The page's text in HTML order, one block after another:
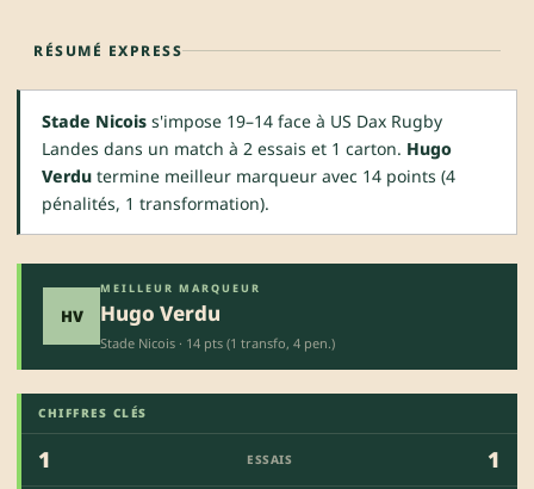
RÉSUMÉ EXPRESS
Stade Nicois s'impose 19–14 face à US Dax Rugby
Landes dans un match à 2 essais et 1 carton. Hugo
Verdu termine meilleur marqueur avec 14 points (4
pénalités, 1 transformation).
HV
MEILLEUR MARQUEUR
Hugo Verdu
Stade Nicois · 14 pts (1 transfo, 4 pen.)
CHIFFRES CLÉS
1 ESSAIS
1